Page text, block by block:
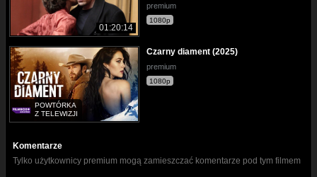
01:20:14
premium
1080p
POWTÓRKA
Z TELEWIZJI
Czarny diament (2025)
premium
1080p
Komentarze
Tylko użytkownicy premium mogą zamieszczać komentarze pod tym filmem